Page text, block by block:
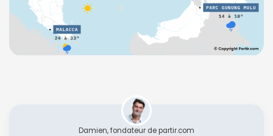
Damien, fondateur de partir.com